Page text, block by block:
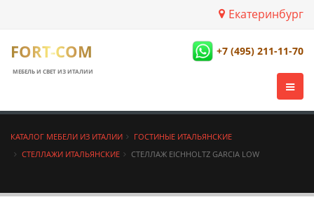
Екатеринбург
FORT-COM
МЕБЕЛЬ И СВЕТ ИЗ ИТАЛИИ
+7 (495) 211-11-70
КАТАЛОГ МЕБЕЛИ ИЗ ИТАЛИИ
ГОСТИНЫЕ ИТАЛЬЯНСКИЕ
СТЕЛЛАЖИ ИТАЛЬЯНСКИЕ
СТЕЛЛАЖ EICHHOLTZ GARCIA LOW